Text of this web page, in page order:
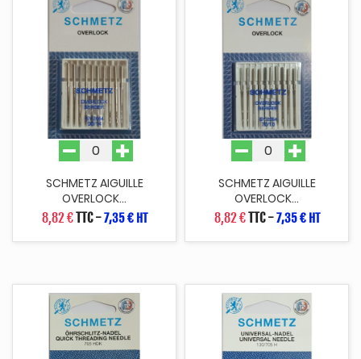
SCHMETZ AIGUILLE
OVERLOCK...
8,82 €TTC-7,35 € HT
SCHMETZ AIGUILLE
OVERLOCK...
8,82 €TTC-7,35 € HT